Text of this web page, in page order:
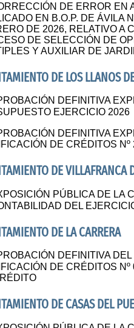
DE ERROR EN
EN B.O.P. DE ÁVILA
DE 2026, RELATIVO A
DE SELECCIÓN DE
Y AUXILIAR DE
DE LOS LLANOS
DEFINITIVA
EJERCICIO 2026
DEFINITIVA
DE CRÉDITOS Nº
DE VILLAFRANCA
PÚBLICA DE LA
DEL
DE LA CARRERA
DEFINITIVA
DE CRÉDITOS
DE CASAS DEL